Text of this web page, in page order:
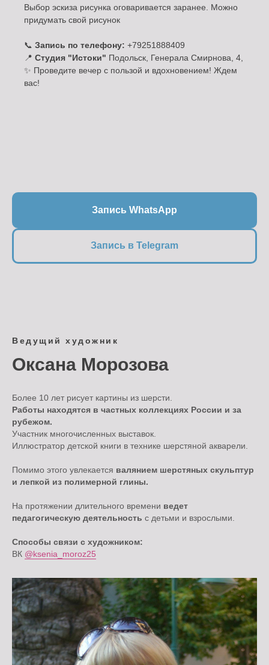
Выбор эскиза рисунка оговаривается заранее. Можно
придумать свой рисунок
📞 Запись по телефону: +79251888409
📍 Студия "Истоки" Подольск, Генерала Смирнова, 4,
✨ Проведите вечер с пользой и вдохновением! Ждем
вас!
Запись WhatsApp
Запись в Telegram
Ведущий художник
Оксана Морозова
Более 10 лет рисует картины из шерсти.
Работы находятся в частных коллекциях России и за
рубежом.
Участник многочисленных выставок.
Иллюстратор детской книги в технике шерстяной акварели.
Помимо этого увлекается валянием шерстяных скульптур
и лепкой из полимерной глины.
На протяжении длительного времени ведет
педагогическую деятельность с детьми и взрослыми.
Способы связи с художником:
ВК @ksenia_moroz25